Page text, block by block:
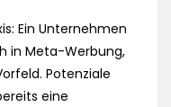
Ein Unternehmen
in Meta-Werbung,
Potenziale
eine